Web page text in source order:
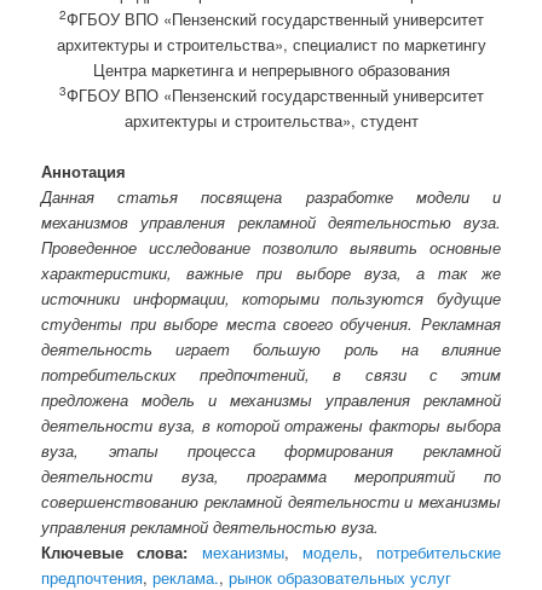
2ФГБОУ ВПО «Пензенский государственный университет
архитектуры и строительства», специалист по маркетингу
Центра маркетинга и непрерывного образования
3ФГБОУ ВПО «Пензенский государственный университет
архитектуры и строительства», студент
Аннотация
Данная статья посвящена разработке модели и
механизмов управления рекламной деятельностью вуза.
Проведенное исследование позволило выявить основные
характеристики, важные при выборе вуза, а так же
источники информации, которыми пользуются будущие
студенты при выборе места своего обучения. Рекламная
деятельность играет большую роль на влияние
потребительских предпочтений, в связи с этим
предложена модель и механизмы управления рекламной
деятельности вуза, в которой отражены факторы выбора
вуза, этапы процесса формирования рекламной
деятельности вуза, программа мероприятий по
совершенствованию рекламной деятельности и механизмы
управления рекламной деятельностью вуза.
Ключевые слова:
механизмы, модель, потребительские
предпочтения,реклама.,рынок образовательных услуг